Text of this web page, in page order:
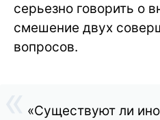
серьезно говорить о
смешение двух
вопросов.
«Существуют ли